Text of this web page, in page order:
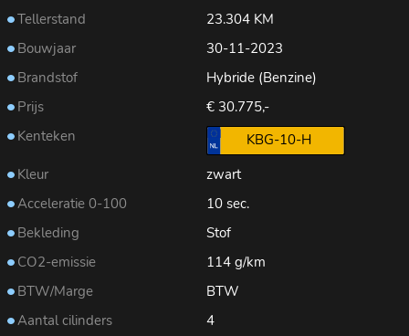
Tellerstand
23.304 KM
Bouwjaar
30-11-2023
Brandstof
Hybride (Benzine)
Prijs
€ 30.775,-
Kenteken
KBG-10-H
Kleur
zwart
Acceleratie 0-100
10 sec.
Bekleding
Stof
CO2-emissie
114 g/km
BTW/Marge
BTW
Aantal cilinders
4